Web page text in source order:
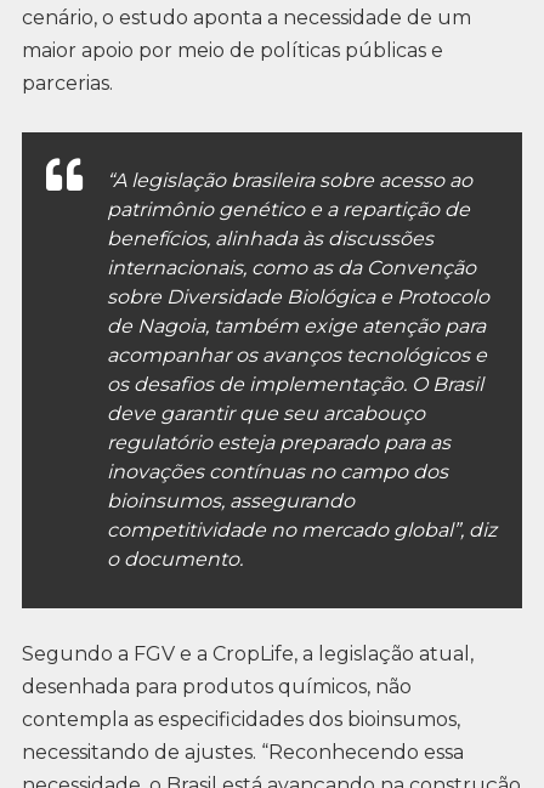
cenário, o estudo aponta a necessidade de um
maior apoio por meio de políticas públicas e
parcerias.
“A legislação brasileira sobre acesso ao
patrimônio genético e a repartição de
benefícios, alinhada às discussões
internacionais, como as da Convenção
sobre Diversidade Biológica e Protocolo
de Nagoia, também exige atenção para
acompanhar os avanços tecnológicos e
os desafios de implementação. O Brasil
deve garantir que seu arcabouço
regulatório esteja preparado para as
inovações contínuas no campo dos
bioinsumos, assegurando
competitividade no mercado global”, diz
o documento.
Segundo a FGV e a CropLife, a legislação atual,
desenhada para produtos químicos, não
contempla as especificidades dos bioinsumos,
necessitando de ajustes. “Reconhecendo essa